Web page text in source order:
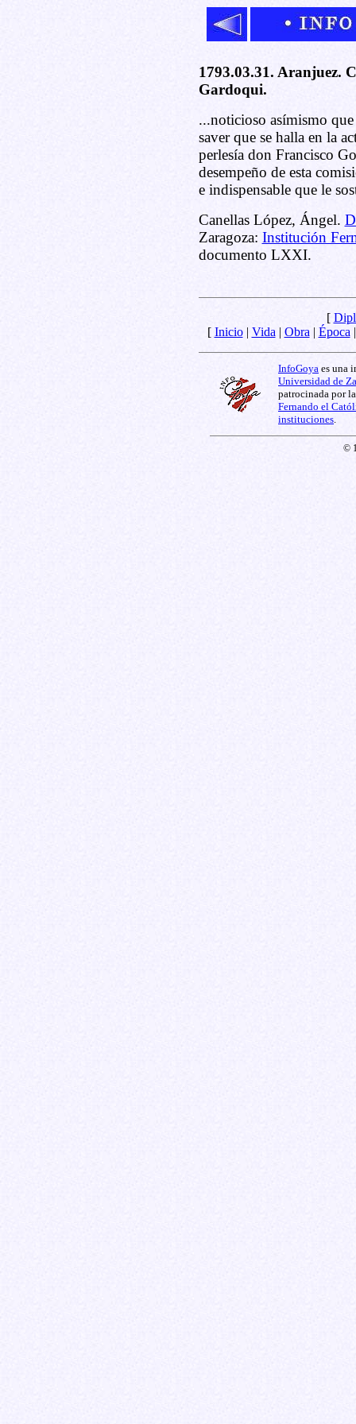
1793.03.31. Aranjuez.
Gardoqui.
...noticioso asímismo
saver que se halla en la
perlesía don Francisco
desempeño de esta
e indispensable que le
Canellas López, Ángel.
Zaragoza: Institución
documento LXXI.
[
[ Inicio| Vida | Obra | Época
InfoGoya es una
Universidad de
patrocinada por
Fernando el
instituciones
©